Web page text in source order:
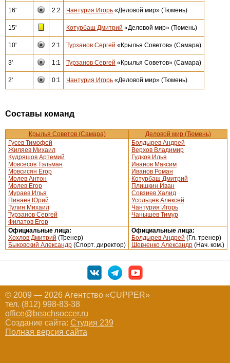
16' 2:2 Чантурия Игорь «Деловой мир» (Тюмень)
15' Котурбаш Дмитрий «Деловой мир» (Тюмень)
10' 2:1 Турзанов Сергей «Крылья Советов» (Самара)
3' 1:1 Турзанов Сергей «Крылья Советов» (Самара)
2' 0:1 Чантурия Игорь «Деловой мир» (Тюмень)
Составы команд
Крылья Советов (Самара)
Деловой мир (Тюмень)
Гусев Тимофей
Жиляев Михаил
Кудряшов Артемий
Мовсесов Тэльман
Мовсисян Егор
Молев Антон
Молев Егор
Мураев Илья
Пинаев Юрий
Тулин Михаил
Турзанов Сергей
Филатов Егор
Болдырев Андрей
Верхов Владимир
Гудков Илья
Иванов Максим
Иванов Роман
Котурбаш Дмитрий
Плишкин Иван
Совзиев Халид
Усольцев Алексей
Чантурия Игорь
Чанышев Тимур
Официальные лица:
Хохлов Дмитрий (Тренер)
Быковский Александр (Спорт. директор)
Официальные лица:
Болдырев Андрей (Гл. тренер)
Шевченко Александр (Нач. ком.)
© 2009 — 2026 Агентство «CUPPER»
тел. (812) 998-83-38
office@beachsoccer.ru
Создание сайта: Студия 239
Полная версия сайта